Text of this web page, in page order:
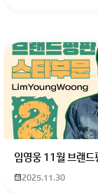
회원가입
임영웅 11월 브랜드
2025.11.30